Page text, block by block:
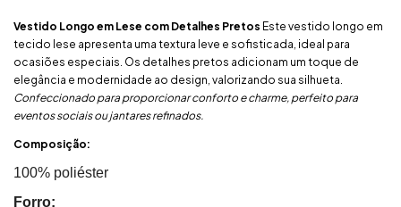
Vestido Longo em Lese com Detalhes Pretos Este vestido longo em
tecido lese apresenta uma textura leve e sofisticada, ideal para
ocasiões especiais. Os detalhes pretos adicionam um toque de
elegância e modernidade ao design, valorizando sua silhueta.
Confeccionado para proporcionar conforto e charme, perfeito para
eventos sociais ou jantares refinados.
Composição:
100% poliéster
Forro: